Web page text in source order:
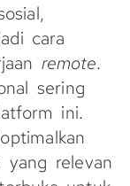
cara
remote.
sering
ini.
yang relevan